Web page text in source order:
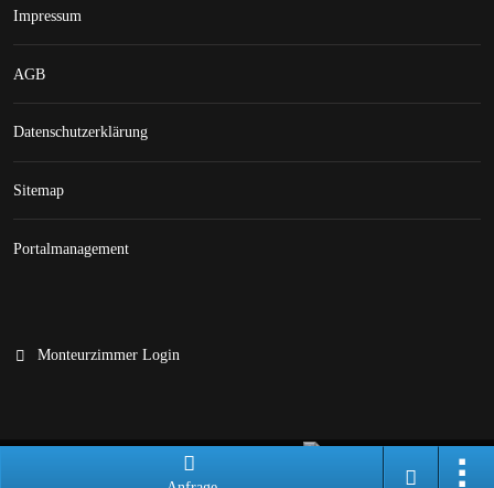
Impressum
AGB
Datenschutzerklärung
Sitemap
Portalmanagement
Monteurzimmer Login
Branchenportal Software made in Germany